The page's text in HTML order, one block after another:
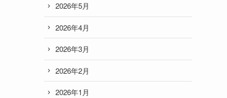
2026年5月
2026年4月
2026年3月
2026年2月
2026年1月